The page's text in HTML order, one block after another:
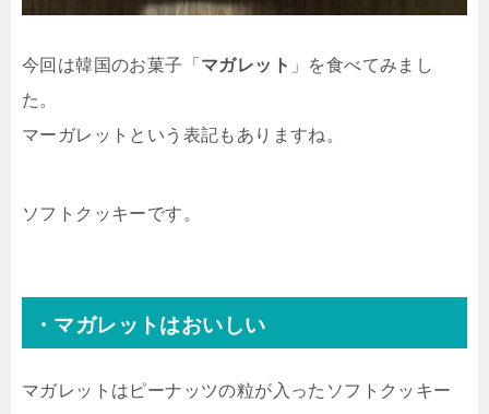
今回は韓国のお菓子「 マガレット 」を食べてみまし
た。
マーガレットという表記もありますね。
ソフトクッキーです。
・マガレットはおいしい
マガレットはピーナッツの粒が入ったソフトクッキー